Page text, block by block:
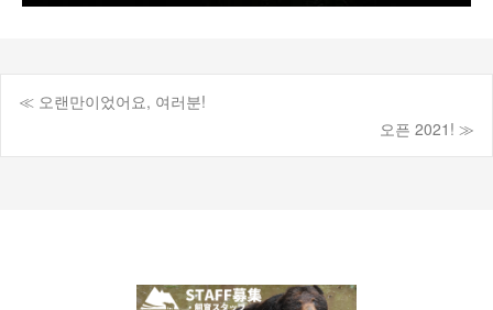
게
≪ 오랜만이었어요, 여러분!
오픈 2021! ≫